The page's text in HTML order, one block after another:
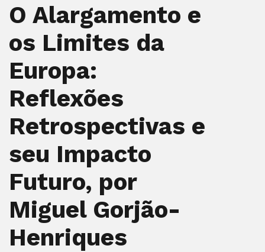
O Alargamento e
os Limites da
Europa:
Reflexões
Retrospectivas e
seu Impacto
Futuro, por
Miguel Gorjão-
Henriques